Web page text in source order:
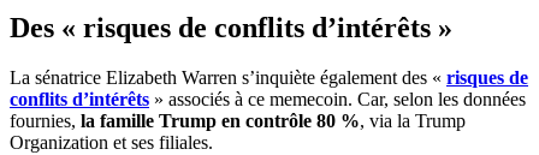
Des « risques de conflits d’intérêts »
La sénatrice Elizabeth Warren s’inquiète également des « risques de
conflits d’intérêts » associés à ce memecoin. Car, selon les données
fournies, la famille Trump en contrôle 80 %, via la Trump
Organization et ses filiales.